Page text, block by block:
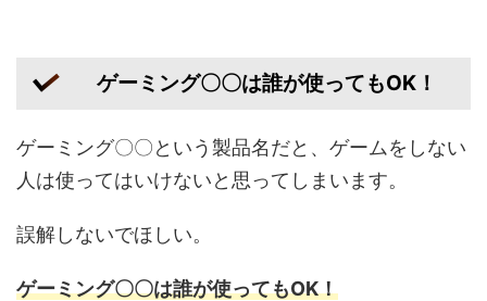
ゲーミング〇〇は誰が使ってもOK！
ゲーミング〇〇という製品名だと、ゲームをしない
人は使ってはいけないと思ってしまいます。
誤解しないでほしい。
ゲーミング〇〇は誰が使ってもOK！